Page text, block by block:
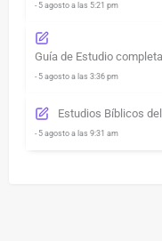
- 5 agosto a las 5:21 pm
Guía de Estudio
- 5 agosto a las 3:36 pm
Estudios Bíblicos
- 5 agosto a las 9:31 am